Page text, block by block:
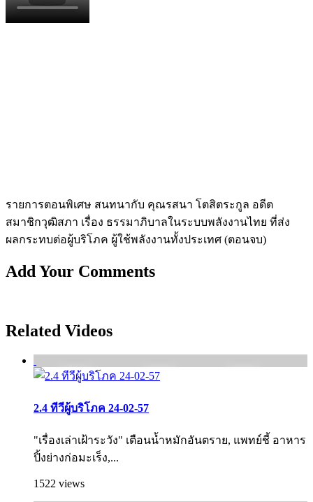
รายการตอนพิเศษ สนทนากับ คุณรสนา โตสิตระกูล อดีต
สมาชิกวุฒิสภา เรื่อง ธรรมาภิบาลในระบบพลังงานไทย ที่ส่ง
ผลกระทบต่อผู้บริโภค ผู้ใช้พลังงานทั้งประเทศ (ตอนจบ)
Add Your Comments
Related Videos
2.4 ทีวีผู้บริโภค 24-02-57
"เรื่องเล่าเฝ้าระวัง" เตือนน้ำหมักอันตราย, แพทย์ชี้ อาหาร
ปิ้งย่างก่อมะเร็ง,...
1522 views